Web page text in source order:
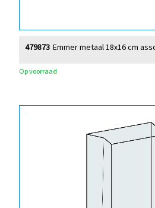
Emmer metaal 18x16 cm
479873
Op voorraad